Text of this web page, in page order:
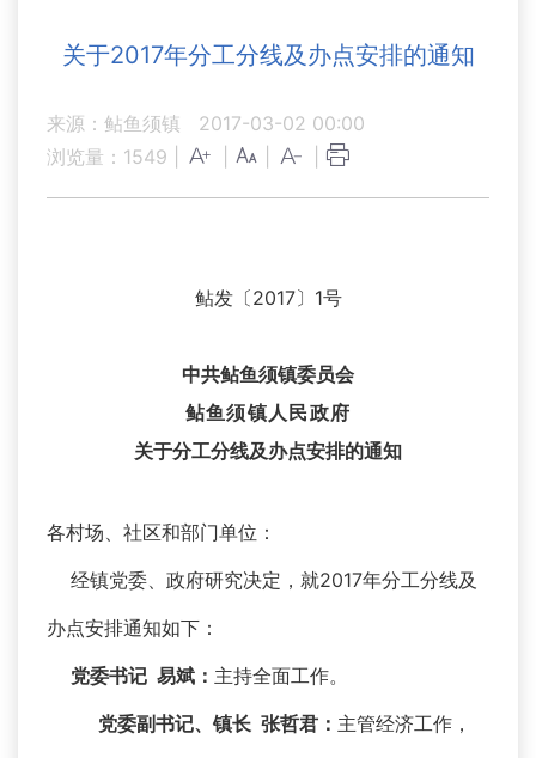
关于2017年分工分线及办点安排的通知
来源：鲇鱼须镇
2017-03-02 00:00
浏览量： 1549
鲇发〔2017〕1号
中共鲇鱼须镇委员会
鲇鱼须镇人民政府
关于分工分线及办点安排的通知
各村场、社区和部门单位：
经镇党委、政府研究决定，就2017年分工分线及
办点安排通知如下：
党委书记 易斌 ： 主持全面工作。
党委副书记、镇长 张哲君： 主管经济工作，